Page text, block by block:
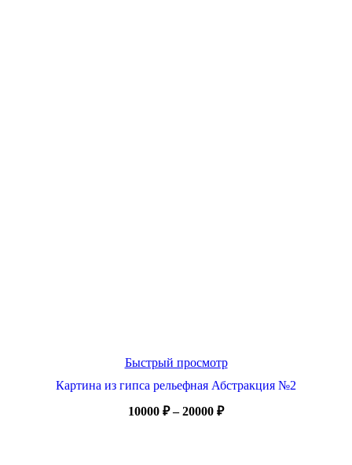
Быстрый просмотр
Картина из гипса рельефная Абстракция №2
10000 ₽ – 20000 ₽Диапазон